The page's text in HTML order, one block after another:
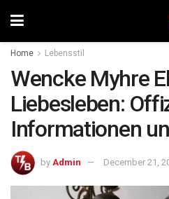
Home Lebensstil
Wencke Myhre
Liebesleben:
Informationen
by Admin December 21,